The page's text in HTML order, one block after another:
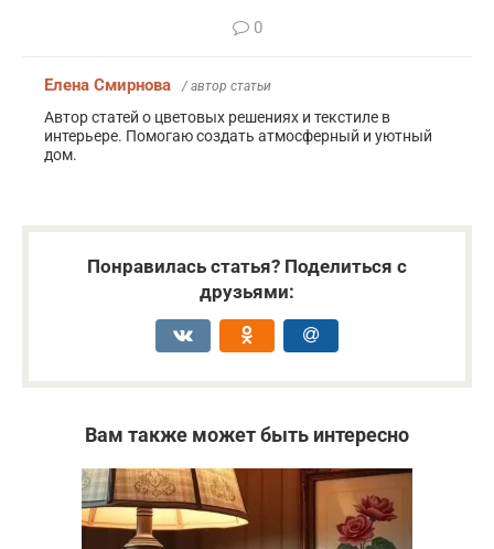
0
Елена Смирнова / автор статьи
Автор статей о цветовых решениях и текстиле в
интерьере. Помогаю создать атмосферный и уютный
дом.
Понравилась статья? Поделиться с
друзьями:
Вам также может быть интересно